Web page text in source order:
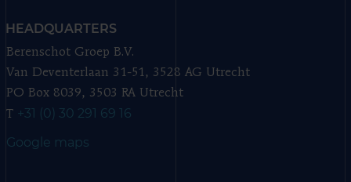
HEADQUARTERS
Berenschot Groep B.V.
Van Deventerlaan 31-51, 3528 AG Utrecht
PO Box 8039, 3503 RA Utrecht
T +31 (0) 30 291 69 16
Google maps